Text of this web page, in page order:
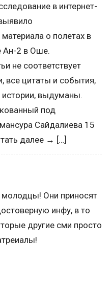
в интернет-
о полетах в
Ан-2 в Оше.
не соответствует
все цитаты и события,
истории, выдуманы.
под
Сайдалиева 15
далее → […]
Они приносят
инфу, в то
другие сми просто